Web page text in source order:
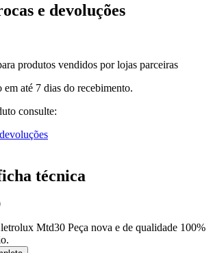
e devoluções
produtos vendidos por lojas parceiras
até 7 dias do recebimento.
consulte:
técnica
Mtd30 Peça nova e de qualidade 100%